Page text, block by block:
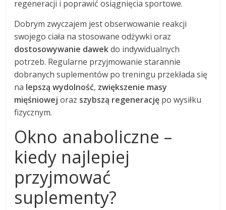
regeneracji i poprawić osiągnięcia sportowe.
Dobrym zwyczajem jest obserwowanie reakcji
swojego ciała na stosowane odżywki oraz
dostosowywanie dawekdo indywidualnych
potrzeb. Regularne przyjmowanie starannie
dobranych suplementów po treningu przekłada się
na lepszą wydolność, zwiększenie masy
mięśniowej oraz szybszą regenerację po wysiłku
fizycznym.
Okno anaboliczne –
kiedy najlepiej
przyjmować
suplementy?